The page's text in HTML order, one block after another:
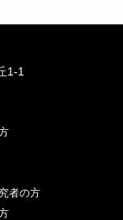
1-1
者の方